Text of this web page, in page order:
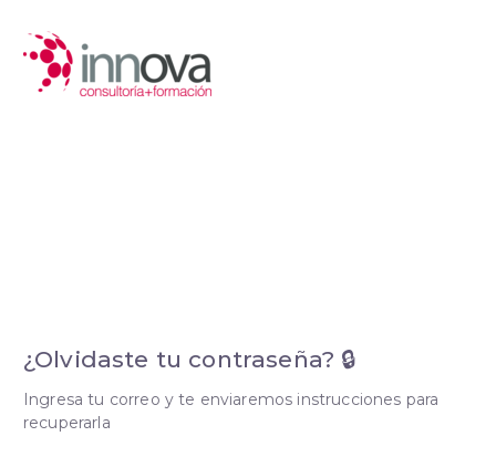
¿Olvidaste tu contraseña? 🔒
Ingresa tu correo y te enviaremos instrucciones para
recuperarla